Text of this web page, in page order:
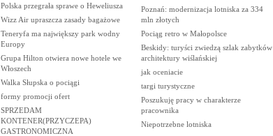
Polska przegrała sprawe o Heweliusza
Wizz Air upraszcza zasady bagażowe
Teneryfa ma największy park wodny
Europy
Grupa Hilton otwiera nowe hotele we
Włoszech
Walka Słupska o pociągi
formy promocji ofert
SPRZEDAM
KONTENER(PRZYCZEPA)
GASTRONOMICZNA
Poznań: modernizacja lotniska za 334
mln złotych
Pociąg retro w Małopolsce
Beskidy: turyści zwiedzą szlak zabytków
architektury wiślańskiej
jak oceniacie
targi turystyczne
Poszukuję pracy w charakterze
pracownika
Niepotrzebne lotniska